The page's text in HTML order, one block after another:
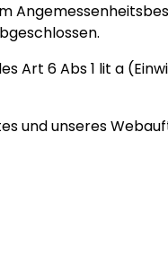
Art 6 Abs 1 lit a
und unseres